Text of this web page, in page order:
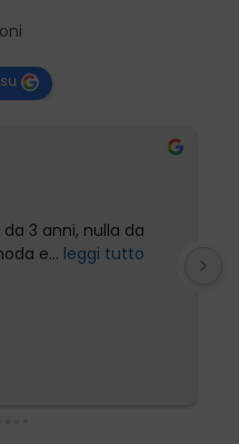
3 anni, nulla da
e... leggi tutto